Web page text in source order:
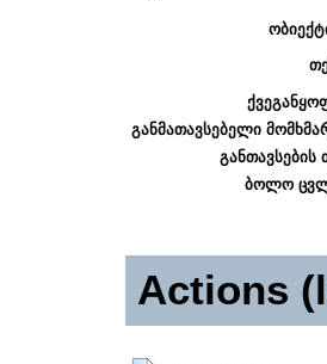
განმათავსებელი
განთავსების
ბოლო
Actions